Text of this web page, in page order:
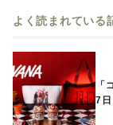
よく読まれている
7